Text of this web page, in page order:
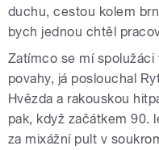
duchu, cestou kolem
bych jednou chtěl
Zatímco se mí
povahy, já poslouchal
Hvězda a rakouskou
pak, když začátkem 90.
za mixážní pult v